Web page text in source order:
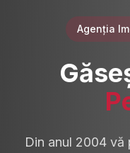
Agenția
Din anul 2004 vă